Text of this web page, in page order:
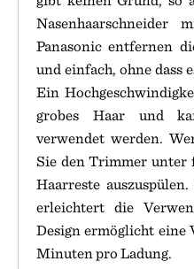
Nasenhaarschneider
Panasonic entfernen
und einfach, ohne dass
Ein
grobes Haar und
verwendet werden.
Sie den Trimmer unter
Haarreste
erleichtert die
Design ermöglicht eine
Minuten pro Ladung.